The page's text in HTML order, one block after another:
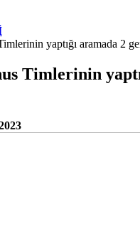
yaptığı aramada 2
Timlerinin